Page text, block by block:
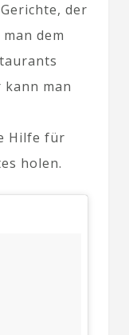
der
dem
man
Hilfe für
holen.